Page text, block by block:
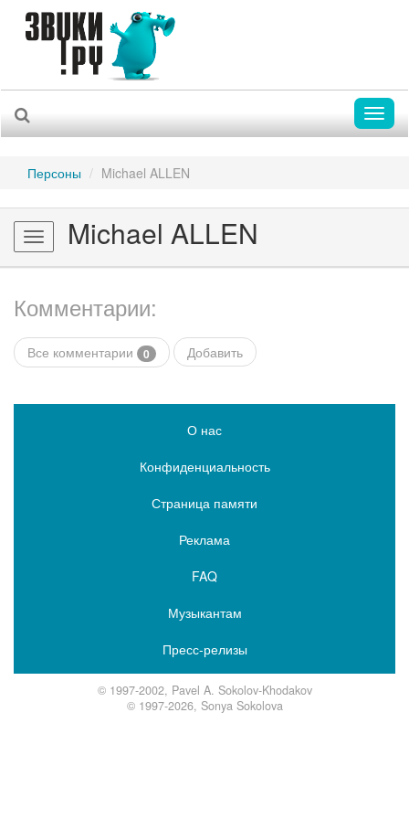
Персоны Michael ALLEN
Toggle
navigation
Michael ALLEN
Комментарии:
Все комментарии 0 Добавить
О нас
Конфиденциальность
Страница памяти
Реклама
FAQ
Музыкантам
Пресс-релизы
© 1997-2002, Pavel A. Sokolov-Khodakov
© 1997-2026, Sonya Sokolova